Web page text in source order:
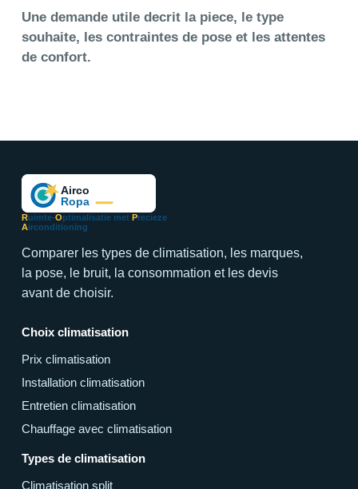
Une demande utile decrit la piece, le type
souhaite, les contraintes de pose et les attentes
de confort.
Ruimte-Optimalisatie met Precieze
Airconditioning
Comparer les types de climatisation, les marques,
la pose, le bruit, la consommation et les devis
avant de choisir.
Choix climatisation
Prix climatisation
Installation climatisation
Entretien climatisation
Chauffage avec climatisation
Types de climatisation
Climatisation split